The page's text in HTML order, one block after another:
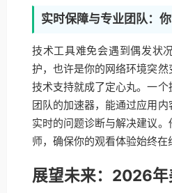
实时保障与专业团队：
技术工具难免会遇到偶发状
护，也许是你的网络环境突
技术支持就成了定心丸。一
团队的加速器，能通过应用
实时的问题诊断与解决建议
师，确保你的观看体验始终在
展望未来：2026